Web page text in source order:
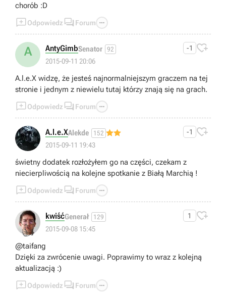
chorób :D
Odpowiedz  Forum 
A AntyGimbSenator 92
2015-09-11 20:06
-1 
A.l.e.X widzę, że jesteś najnormalniejszym graczem na tej
stronie i jednym z niewielu tutaj którzy znają się na grach.
Odpowiedz  Forum 
A.l.e.XAlekde 152
2015-09-11 19:43
-1 
świetny dodatek rozłożyłem go na części, czekam z
niecierpliwością na kolejne spotkanie z Białą Marchią !
Odpowiedz  Forum 
👍
kwiśćGenerał 129
2015-09-08 15:45
1 
@taifang
Dzięki za zwrócenie uwagi. Poprawimy to wraz z kolejną
aktualizacją :)
Odpowiedz  Forum 